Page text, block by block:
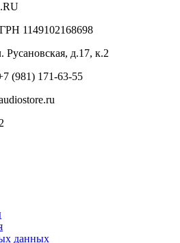
1149102168698
Русановская, д.17, к.2
(981) 171-63-55
данных